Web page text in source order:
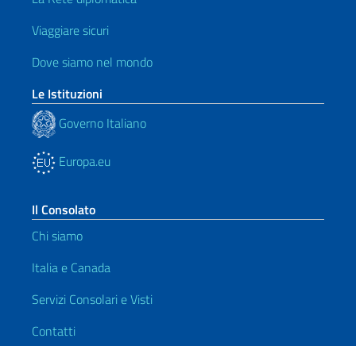
Viaggiare sicuri
Dove siamo nel mondo
Le Istituzioni
Governo Italiano
Europa.eu
Il Consolato
Chi siamo
Italia e Canada
Servizi Consolari e Visti
Contatti